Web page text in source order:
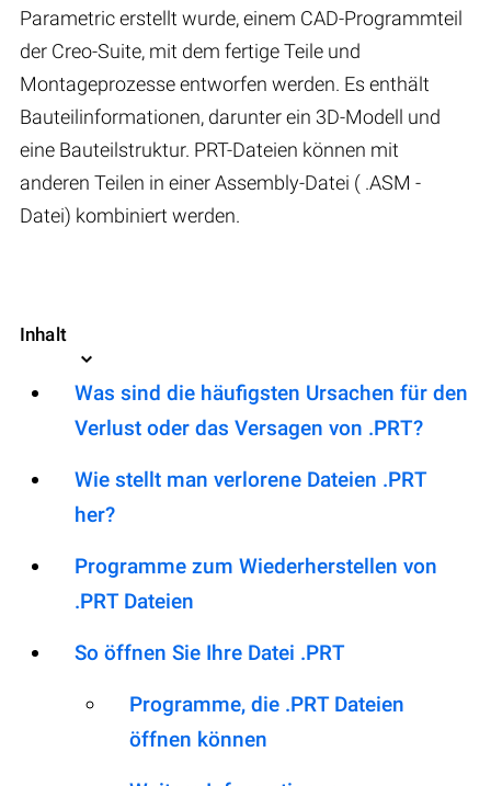
Parametric erstellt wurde, einem CAD-Programmteil
der Creo-Suite, mit dem fertige Teile und
Montageprozesse entworfen werden. Es enthält
Bauteilinformationen, darunter ein 3D-Modell und
eine Bauteilstruktur. PRT-Dateien können mit
anderen Teilen in einer Assembly-Datei ( .ASM -
Datei) kombiniert werden.
Inhalt
Was sind die häufigsten Ursachen für den
Verlust oder das Versagen von .PRT?
Wie stellt man verlorene Dateien .PRT
her?
Programme zum Wiederherstellen von
.PRT Dateien
So öffnen Sie Ihre Datei .PRT
Programme, die .PRT Dateien
öffnen können